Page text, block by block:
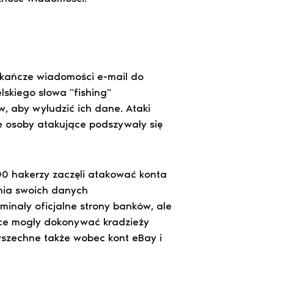
wiadomości e-mail do
słowa "fishing"
aby wyłudzić ich dane. Ataki
atakujące podszywały się
hakerzy zaczęli atakować konta
swoich danych
oficjalne strony banków, ale
mogły dokonywać kradzieży
także wobec kont eBay i